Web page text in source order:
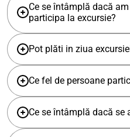
Ce se întâmplă dacă
participa la excursie?
Pot plăti in ziua
Ce fel de persoane
Ce se întâmplă dacă